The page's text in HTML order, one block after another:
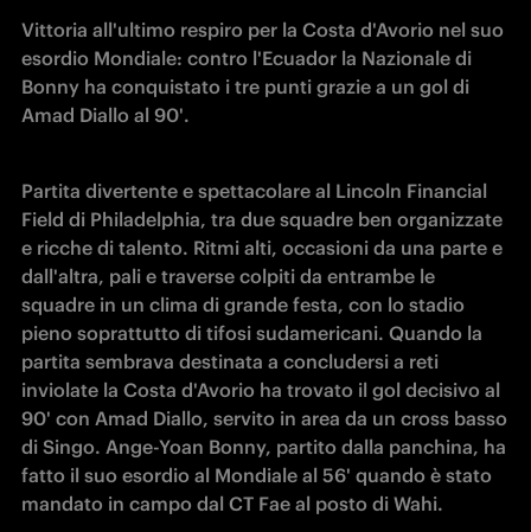
Vittoria all'ultimo respiro per la Costa d'Avorio nel suo
esordio Mondiale: contro l'Ecuador la Nazionale di
Bonny ha conquistato i tre punti grazie a un gol di
Amad Diallo al 90'.
Partita divertente e spettacolare al Lincoln Financial
Field di Philadelphia, tra due squadre ben organizzate
e ricche di talento. Ritmi alti, occasioni da una parte e
dall'altra, pali e traverse colpiti da entrambe le
squadre in un clima di grande festa, con lo stadio
pieno soprattutto di tifosi sudamericani. Quando la
partita sembrava destinata a concludersi a reti
inviolate la Costa d'Avorio ha trovato il gol decisivo al
90' con Amad Diallo, servito in area da un cross basso
di Singo. Ange-Yoan Bonny, partito dalla panchina, ha
fatto il suo esordio al Mondiale al 56' quando è stato
mandato in campo dal CT Fae al posto di Wahi.